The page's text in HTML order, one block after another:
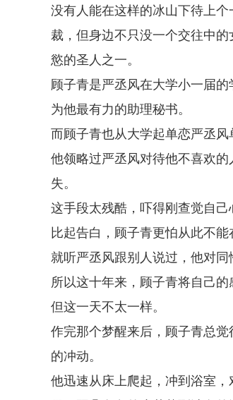
没有人能在这样的冰山下待上
裁，但身边不只没一个交往中
慾的圣人之一。
顾子青是严丞风在大学小一届
为他最有力的助理秘书。
而顾子青也从大学起单恋严丞风
他领略过严丞风对待他不喜欢
失。
这手段太残酷，吓得刚查觉自己
比起告白，顾子青更怕从此不
就听严丞风跟别人说过，他对同
所以这十年来，顾子青将自己
但这一天不太一样。
作完那个梦醒来后，顾子青总
的冲动。
他迅速从床上爬起，冲到浴室，